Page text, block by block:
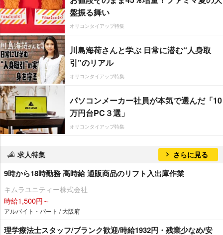
盤振る舞い
オリコンタイアップ特集
川島海荷さんと学ぶ 日常に潜む“人身取
引”のリアル
オリコンタイアップ特集
パソコンメーカー社員が本気で選んだ「10
万円台PC３選」
オリコンタイアップ特集
求人特集 さらに見る
9時から18時勤務 高時給 通販商品のリフト入出庫作業
キムラユニティー株式会社
時給1,500円～
アルバイト・パート / 大阪府
理学療法士スタッフ/ブランク歓迎/時給1932円・残業少なめ/安